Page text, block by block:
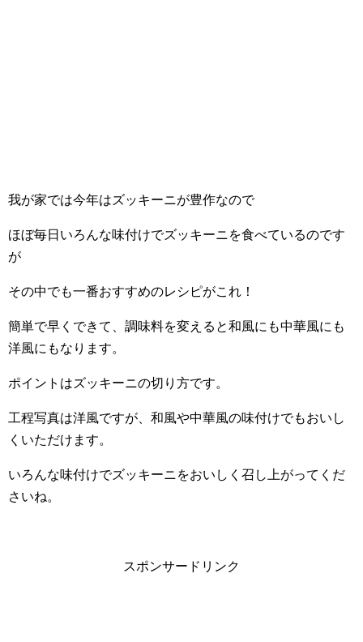
我が家では今年はズッキーニが豊作なので
ほぼ毎日いろんな味付けでズッキーニを食べているのです
が
その中でも一番おすすめのレシピがこれ！
簡単で早くできて、調味料を変えると和風にも中華風にも
洋風にもなります。
ポイントはズッキーニの切り方です。
工程写真は洋風ですが、和風や中華風の味付けでもおいし
くいただけます。
いろんな味付けでズッキーニをおいしく召し上がってくだ
さいね。
スポンサードリンク